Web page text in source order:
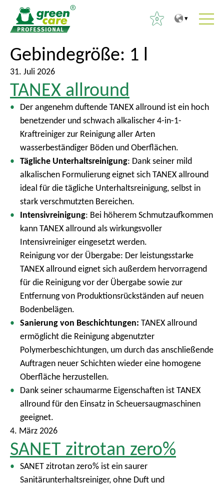
0
S
u
c
e
c
Gebindegröße: 1 l
31. Juli 2026
TANEX allround
Der angenehm duftende TANEX allround ist ein hoch
benetzender und schwach alkalischer 4-in-1-
Kraftreiniger zur Reinigung aller Arten
wasserbeständiger Böden und Oberflächen.
Tägliche Unterhaltsreinigung: Dank seiner mild
alkalischen Formulierung eignet sich TANEX allround
ideal für die tägliche Unterhaltsreinigung, selbst in
stark verschmutzten Bereichen.
Intensivreinigung: Bei höherem Schmutzaufkommen
kann TANEX allround als wirkungsvoller
Intensivreiniger eingesetzt werden.
Reinigung vor der Übergabe: Der leistungsstarke
TANEX allround eignet sich außerdem hervorragend
für die Reinigung vor der Übergabe sowie zur
Entfernung von Produktionsrückständen auf neuen
Bodenbelägen.
Sanierung von Beschichtungen: TANEX allround
ermöglicht die Reinigung abgenutzter
Polymerbeschichtungen, um durch das anschließende
Auftragen neuer Schichten wieder eine homogene
Oberfläche herzustellen.
Dank seiner schaumarme Eigenschaften ist TANEX
allround für den Einsatz in Scheuersaugmaschinen
geeignet.
4. März 2026
SANET zitrotan zero%
SANET zitrotan zero% ist ein saurer
Sanitärunterhaltsreiniger, ohne Duft und